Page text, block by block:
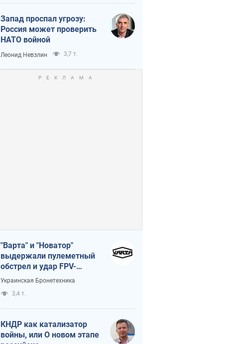
Запад проспал угрозу:
Россия может проверить
НАТО войной
Леонид Невзлин 3,7 т.
"Варта" и "Новатор"
выдержали пулеметный
обстрел и удар FPV-
дрона, сохранив жизнь
Украинская Бронетехника
3,4 т.
КНДР как катализатор
войны, или О новом этапе